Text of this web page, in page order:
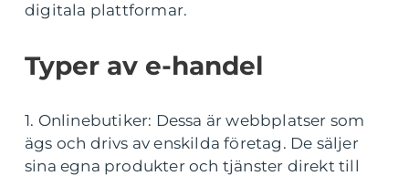
digitala plattformar.
Typer av e-handel
1. Onlinebutiker: Dessa är webbplatser som
ägs och drivs av enskilda företag. De säljer
sina egna produkter och tjänster direkt till